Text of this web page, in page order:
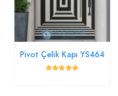
Pivot Çelik Kapı YS464